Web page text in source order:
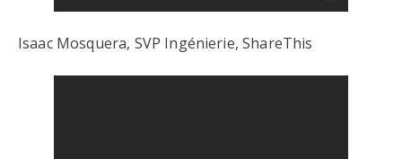
Isaac Mosquera, SVP Ingénierie, ShareThis